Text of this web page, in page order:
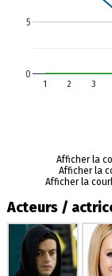
1 2 3
0
5
Afficher la
Afficher la
Afficher la
Acteurs /